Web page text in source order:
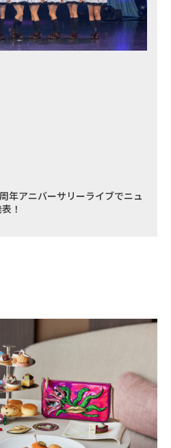
年アニバーサリーライブでニュ
！